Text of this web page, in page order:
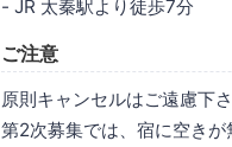
- JR 太秦駅より徒歩7分
ご注意
原則キャンセルはご遠慮下
第2次募集では、宿に空きが